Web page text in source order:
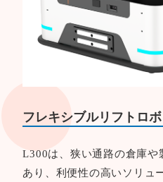
フレキシブルリフトロボ
L300は、狭い通路の倉庫や
あり、利便性の高いソリュ